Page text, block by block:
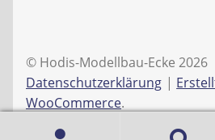
© Hodis-Modellbau-Ecke 2026
Datenschutzerklärung
WooCommerce.